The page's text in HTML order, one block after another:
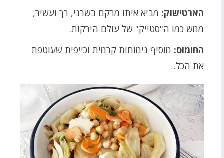
הארטישוק: מביא איתו מרקם בשרני, רך ועשיר,
ממש כמו ה"סטייק" של עולם הירקות.
החומוס: מוסיף נימוחות קרמית וכייפית שעוטפת
את הכל.